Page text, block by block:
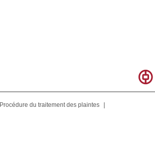
Procédure du traitement des plaintes